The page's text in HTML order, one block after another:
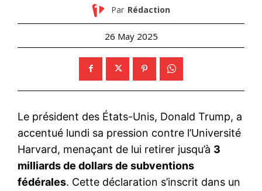
Par Rédaction
26 May 2025
Le président des États-Unis, Donald Trump, a
accentué lundi sa pression contre l’Université
Harvard, menaçant de lui retirer jusqu’à 3
milliards de dollars de subventions
fédérales. Cette déclaration s’inscrit dans un